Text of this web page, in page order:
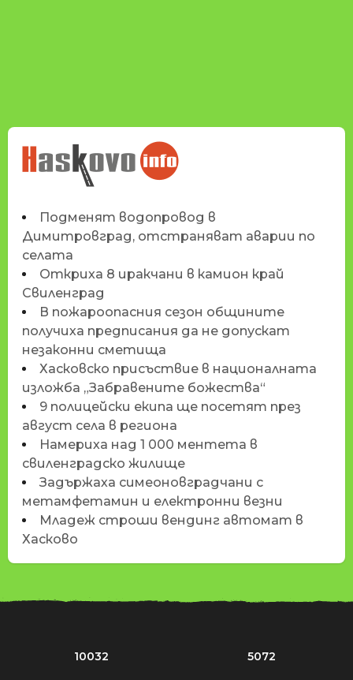
НОВИНИТЕ НА
HASKOVO.INFO
Подменят водопровод в
Димитровград, отстраняват аварии по
селата
Откриха 8 иракчани в камион край
Свиленград
В пожароопасния сезон общините
получиха предписания да не допускат
незаконни сметища
Хасковско присъствие в националната
изложба „Забравените божества“
9 полицейски екипа ще посетят през
август села в региона
Намериха над 1 000 ментета в
свиленградско жилище
Задържаха симеоновградчани с
метамфетамин и електронни везни
Младеж строши вендинг автомат в
Хасково
10032 5072